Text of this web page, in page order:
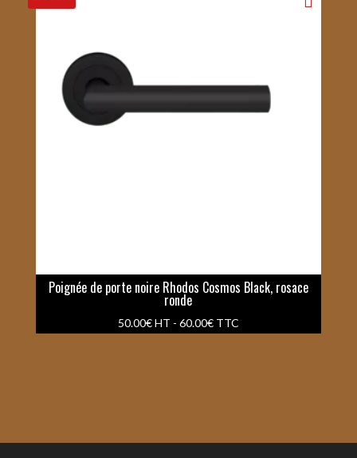
Poignée de porte noire Rhodos Cosmos Black, rosace
ronde
50.00€HT - 60.00€TTC